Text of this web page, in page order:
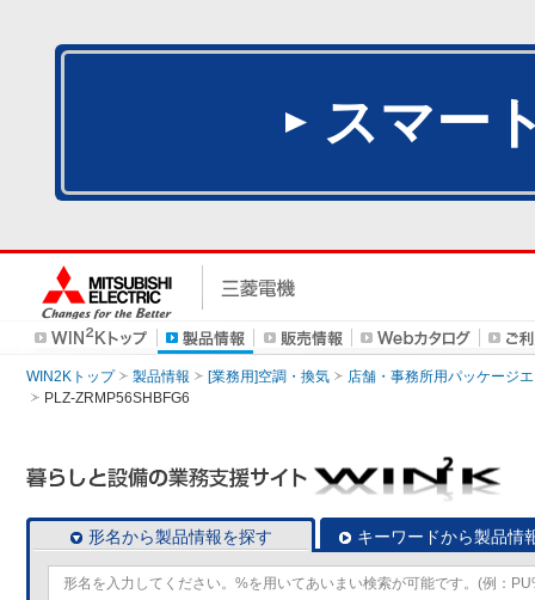
スマー
WIN2Kトップ 製品情報 [業務用]空調・換気
店舗・事務所用パッケージ
PLZ-ZRMP56SHBFG6
形名から製品情報を探す キーワードから製品情